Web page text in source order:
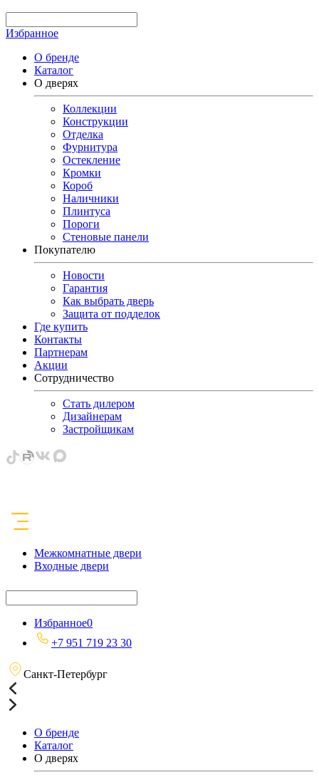
Избранное
О бренде
Каталог
О дверях
Коллекции
Конструкции
Отделка
Фурнитура
Остекление
Кромки
Короб
Наличники
Плинтуса
Пороги
Стеновые панели
Покупателю
Новости
Гарантия
Как выбрать дверь
Защита от подделок
Где купить
Контакты
Партнерам
Акции
Сотрудничество
Стать дилером
Дизайнерам
Застройщикам
Межкомнатные двери
Входные двери
Избранное0
+7 951 719 23 30
Санкт-Петербург
О бренде
Каталог
О дверях